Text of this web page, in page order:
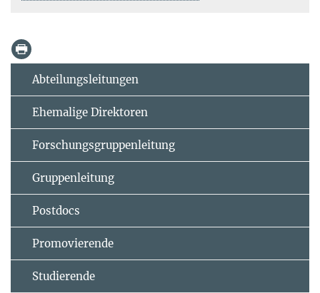
Abteilungsleitungen
Ehemalige Direktoren
Forschungsgruppenleitung
Gruppenleitung
Postdocs
Promovierende
Studierende